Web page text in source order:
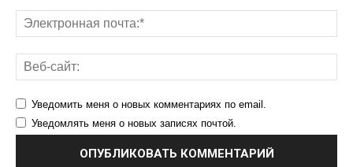
Уведомить меня о новых комментариях по email.
Уведомлять меня о новых записях почтой.